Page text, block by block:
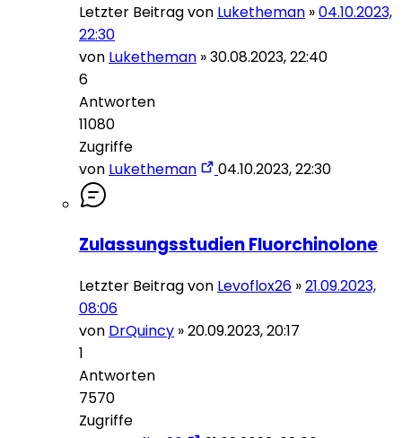
Letzter Beitrag von Luketheman »04.10.2023,
22:30
von Luketheman »30.08.2023, 22:40
6
Antworten
11080
Zugriffe
von Luketheman 04.10.2023, 22:30
Zulassungsstudien Fluorchinolone
Letzter Beitrag von Levoflox26 »21.09.2023,
08:06
von DrQuincy »20.09.2023, 20:17
1
Antworten
7570
Zugriffe